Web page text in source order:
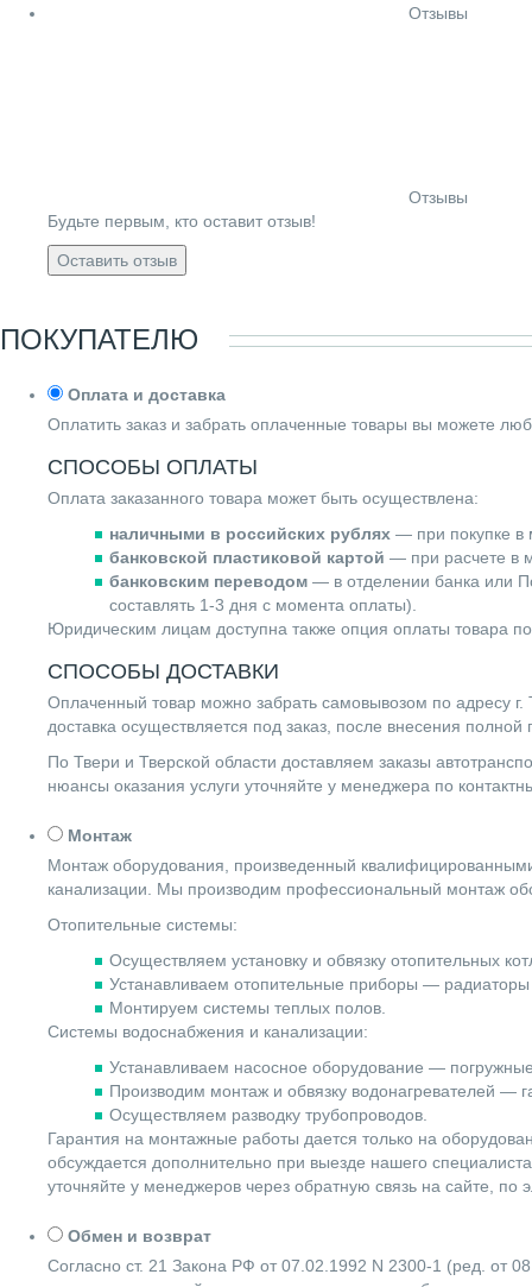
Отзывы
Отзывы
Будьте первым, кто оставит отзыв!
Оставить отзыв
ПОКУПАТЕЛЮ
Оплата и доставка
Оплатить заказ и забрать оплаченные товары вы можете
СПОСОБЫ ОПЛАТЫ
Оплата заказанного товара может быть осуществлена:
наличными в российских рублях — при покупке в
банковской пластиковой картой — при расчете в
банковским переводом — в отделении банка или
составлять 1-3 дня с момента оплаты).
Юридическим лицам доступна также опция оплаты товара
СПОСОБЫ ДОСТАВКИ
Оплаченный товар можно забрать самовывозом по адресу г.
доставка осуществляется под заказ, после внесения полной
По Твери и Тверской области доставляем заказы
нюансы оказания услуги уточняйте у менеджера по
Монтаж
Монтаж оборудования, произведенный
канализации. Мы производим профессиональный монтаж
Отопительные системы:
Осуществляем установку и обвязку отопительных
Устанавливаем отопительные приборы —
Монтируем системы теплых полов.
Системы водоснабжения и канализации:
Устанавливаем насосное оборудование —
Производим монтаж и обвязку водонагревателей —
Осуществляем разводку трубопроводов.
Гарантия на монтажные работы дается только на
обсуждается дополнительно при выезде нашего
уточняйте у менеджеров через обратную связь на сайте,
Обмен и возврат
Согласно ст. 21 Закона РФ от 07.02.1992 N 2300-1 (ред. от